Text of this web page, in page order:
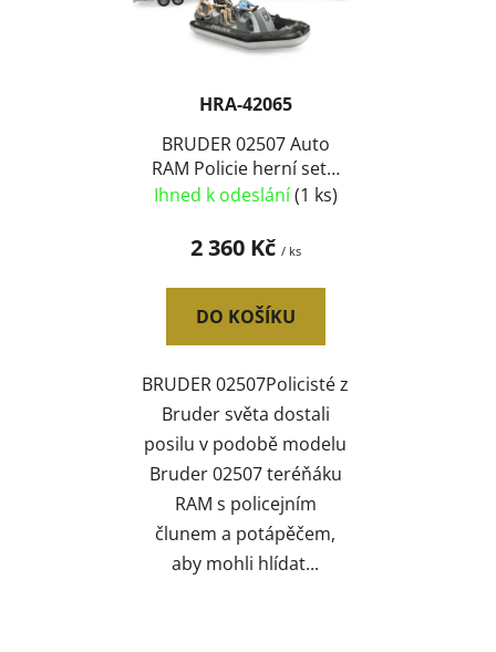
HRA-42065
BRUDER 02507 Auto
RAM Policie herní set s
člunem a 2 figurkami
Ihned k odeslání(1 ks)
2 360 Kč / ks
DO KOŠÍKU
BRUDER 02507Policisté z
Bruder světa dostali
posilu v podobě modelu
Bruder 02507 teréňáku
RAM s policejním
člunem a potápěčem,
aby mohli hlídat...